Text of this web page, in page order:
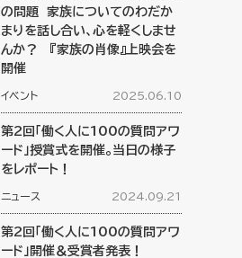
の問題 家族についてのわだか
まりを話し合い、心を軽くしませ
んか？ 『家族の肖像』上映会を
開催
イベント 2025.06.10
第2回「働く人に100の質問アワ
ード」授賞式を開催。当日の様子
をレポート！
ニュース 2024.09.21
第2回「働く人に100の質問アワ
ード」開催＆受賞者発表！